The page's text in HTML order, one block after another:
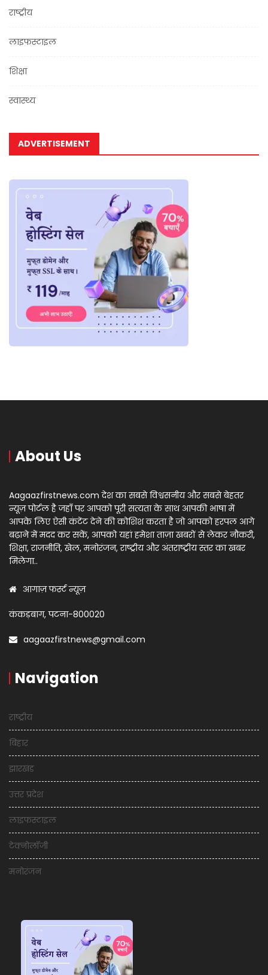
राष्ट्रीय
लाइफस्टाइल
शिक्षा
स्वास्थ्य
ADVERTISEMENT
About Us
Aagaazfirstnews.com देश का सबसे विश्वसनीय और सबसे बेहतर
न्यूज़ पोर्टल है जहाँ पर आपको पूरी सत्यता के साथ आपकी भाषा में
आपके लिए ऐसी कंटेंट देने की कोशिश करता है जो आपको हरपल आगे
बढ़ाने में मदद कर सकें, आपको यहां हमेशा ताज़ा खबरों से लेकर नौकरी,
शिक्षा, राजनीति, खेल, मनोरंजन, राष्ट्रीय और अंतराष्ट्रीय स्तर का खबर
मिलेगा..
आगाज़ फर्स्ट न्यूज़
कंकड़बाग, पटना-800020
aagaazfirstnews@gmail.com
Navigation
राष्ट्रीय
बिहार
झारखंड
उत्तर प्रदेश
लाइफस्टाइल
टेक्नोलॉजी
मनोरंजन